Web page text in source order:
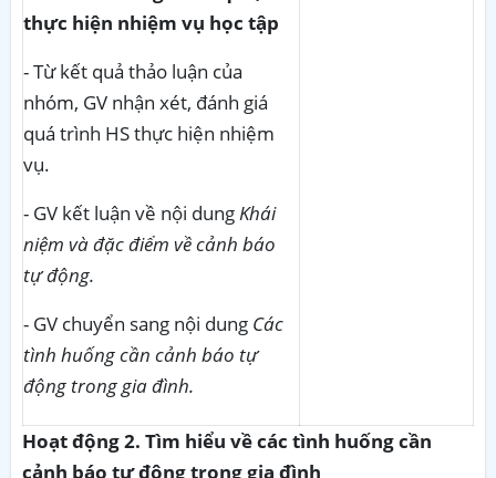
thực hiện nhiệm vụ học tập
- Từ kết quả thảo luận của
nhóm, GV nhận xét, đánh giá
quá trình HS thực hiện nhiệm
vụ.
- GV kết luận về nội dungKhái
niệm và đặc điểm về cảnh báo
tự động.
- GV chuyển sang nội dung Các
tình huống cần cảnh báo tự
động trong gia đình.
Hoạt động 2. Tìm hiểu về các tình huống cần
cảnh báo tự động trong gia đình